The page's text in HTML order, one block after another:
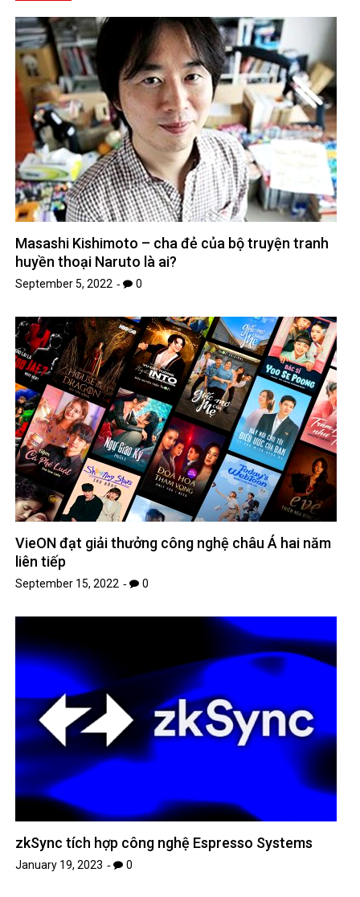
Masashi Kishimoto – cha đẻ của bộ truyện tranh
huyền thoại Naruto là ai?
September 5, 2022 0
VieON đạt giải thưởng công nghệ châu Á hai năm
liên tiếp
September 15, 2022 0
zkSync tích hợp công nghệ Espresso Systems
January 19, 2023 0